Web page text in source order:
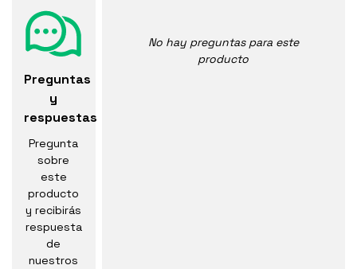
Preguntas
y
respuestas
Pregunta
sobre
este
producto
y recibirás
respuesta
de
nuestros
No hay preguntas para este
producto